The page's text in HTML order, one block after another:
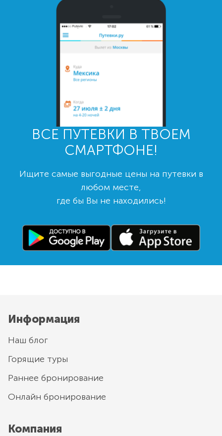
ВСЕ ПУТЕВКИ В ТВОЕМ
СМАРТФОНЕ!
Ищите самые выгодные цены на путевки в
любом месте,
где бы Вы не находились!
Информация
Наш блог
Горящие туры
Раннее бронирование
Онлайн бронирование
Компания